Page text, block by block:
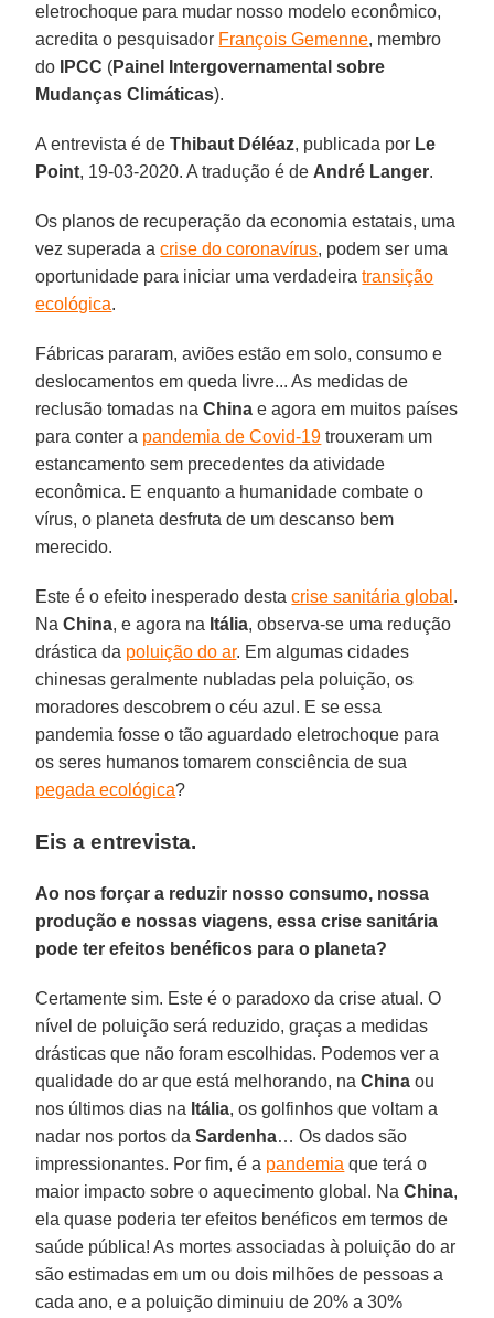
eletrochoque para mudar nosso modelo econômico,
acredita o pesquisador François Gemenne, membro
do
IPCC (Painel Intergovernamental sobre
Mudanças Climáticas).
A entrevista é deThibaut Déléaz, publicada por Le
Point, 19-03-2020. A tradução é de André Langer.
Os planos de recuperação da economia estatais, uma
vez superada acrise do coronavírus, podem ser uma
oportunidade para iniciar uma verdadeiratransição
ecológica.
Fábricas pararam, aviões estão em solo, consumo e
deslocamentos em queda livre... As medidas de
reclusão tomadas naChina e agora em muitos países
para conter a pandemia de Covid-19 trouxeram um
estancamento sem precedentes da atividade
econômica. E enquanto a humanidade combate o
vírus, o planeta desfruta de um descanso bem
merecido.
Este é o efeito inesperado destacrise sanitária global .
NaChina, e agora na Itália, observa-se uma redução
drástica da poluição do ar. Em algumas cidades
chinesas geralmente nubladas pela poluição, os
moradores descobrem o céu azul. E se essa
pandemia fosse o tão aguardado eletrochoque para
os seres humanos tomarem consciência de sua
pegada ecológica?
Eis a entrevista.
Ao nos forçar a reduzir nosso consumo, nossa
produção e nossas viagens, essa crise sanitária
pode ter efeitos benéficos para o planeta?
Certamente sim. Este é o paradoxo da crise atual. O
nível de poluição será reduzido, graças a medidas
drásticas que não foram escolhidas. Podemos ver a
qualidade do ar que está melhorando, naChina ou
nos últimos dias na Itália, os golfinhos que voltam a
nadar nos portos daSardenha… Os dados são
impressionantes. Por fim, é a pandemia que terá o
maior impacto sobre o aquecimento global. NaChina,
ela quase poderia ter efeitos benéficos em termos de
saúde pública! As mortes associadas à poluição do ar
são estimadas em um ou dois milhões de pessoas a
cada ano, e a poluição diminuiu de 20% a 30%